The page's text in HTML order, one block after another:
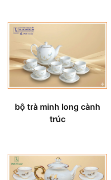
bộ trà minh long cành
trúc